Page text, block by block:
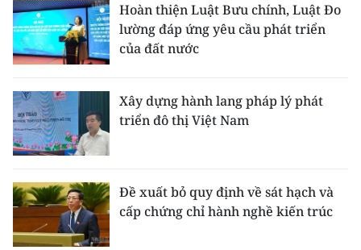
Hoàn thiện Luật Bưu chính, Luật Đo
lường đáp ứng yêu cầu phát triển
của đất nước
Xây dựng hành lang pháp lý phát
triển đô thị Việt Nam
Đề xuất bỏ quy định về sát hạch và
cấp chứng chỉ hành nghề kiến trúc